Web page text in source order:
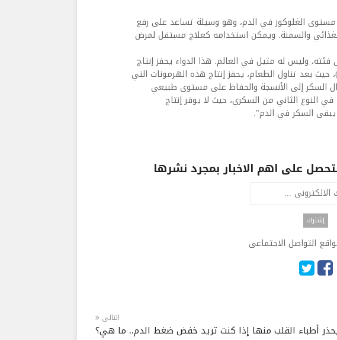
الغلوكوز في الدم، وهو وسيلة تساعد على رفع
والسمنة. ويمكن استخدامه كعلاج مستقل لمرض
وليس له مثيل في العالم. هذا الدواء يحفز إنتاج
الإنكرتينات (هرمونات معدية معوية) (Incretin)، حيث بعد تناول الطعام، يحفز إنتاج هذه الهرمونات التي
السكر إلى الأنسجة والحفاظ على مستوى طبيعي
النوع الثاني من السكري، حيث لا يوفر إنتاج
يبقى السكر في الدم".
على اهم الاخبار بمجرد نشرها
التواصل الاجتماعى
التالى